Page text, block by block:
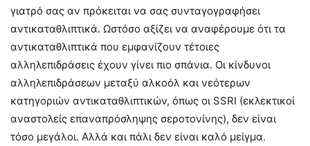
γιατρό σας αν πρόκειται να σας συνταγογραφήσει
αντικαταθλιπτικά. Ωστόσο αξίζει να αναφέρουμε ότι τα
αντικαταθλιπτικά που εμφανίζουν τέτοιες
αλληλεπιδράσεις έχουν γίνει πιο σπάνια. Οι κίνδυνοι
αλληλεπιδράσεων μεταξύ αλκοόλ και νεότερων
κατηγοριών αντικαταθλιπτικών, όπως οι SSRI (εκλεκτικοί
αναστολείς επαναπρόσληψης σεροτονίνης), δεν είναι
τόσο μεγάλοι. Αλλά και πάλι δεν είναι καλό μείγμα.